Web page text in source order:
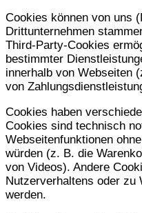
Cookies können von uns
Drittunternehmen
Third-Party-Cookies
bestimmter
innerhalb von Webseiten
von
Cookies haben
Cookies sind technisch
Webseitenfunktionen
würden (z. B. die
von Videos). Andere
Nutzerverhaltens oder zu
werden.